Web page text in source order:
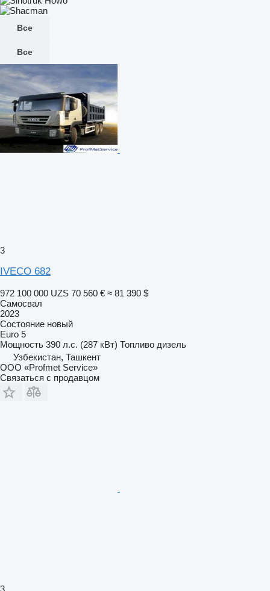
Все
Все
3
IVECO 682
972 100 000 UZS 70 560 € ≈ 81 390 $
Самосвал
2023
Состояние новый
Euro 5
Мощность 390 л.с. (287 кВт) Топливо дизель
Узбекистан, Ташкент
ООО «Profmet Service»
Связаться с продавцом
3